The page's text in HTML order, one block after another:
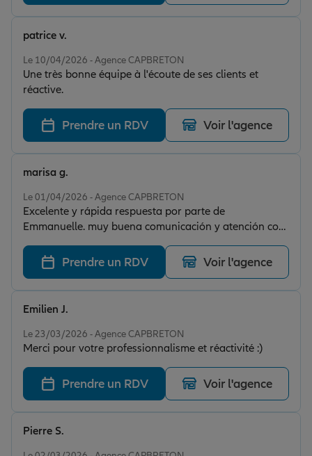
Le 10/04/2026 - Agence CAPBRETON
Une très bonne équipe à l'écoute de ses clients et
réactive.
patrice v.
Prendre un RDV Voir l'agence
Le 01/04/2026 - Agence CAPBRETON
Excelente y rápida respuesta por parte de
Emmanuelle. muy buena comunicación y atención con
el problema planteado
marisa g.
Prendre un RDV Voir l'agence
Le 23/03/2026 - Agence CAPBRETON
Merci pour votre professionnalisme et réactivité :)
Emilien J.
Prendre un RDV Voir l'agence
Pierre S.